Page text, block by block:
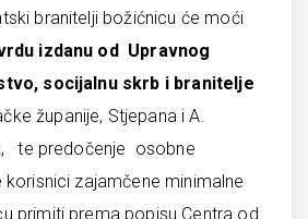
branitelji božićnicu će moći
izdanu od Upravnog
socijalnu skrb i branitelje
županije, Stjepana i A.
te predočenje osobne
zajamčene minimalne
primiti prema popisu Centra od